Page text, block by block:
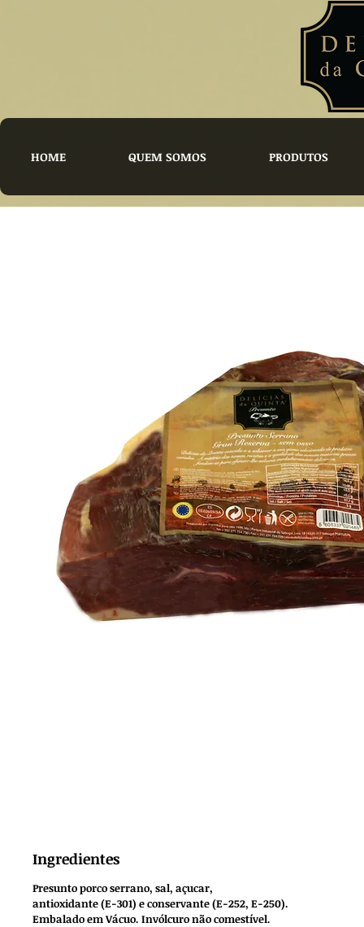
HOME QUEM SOMOS PRODUTOS
Ingredientes
Presunto porco serrano, sal, açucar,
antioxidante (E-301) e conservante (E-252, E-250).
Embalado em Vácuo. Invólcuro não comestível.